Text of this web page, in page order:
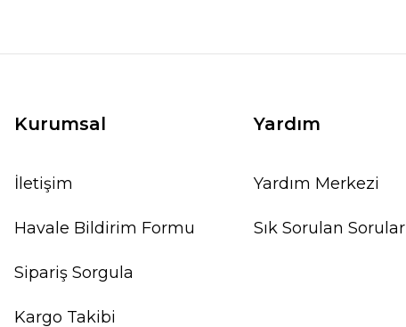
Kurumsal
İletişim
Havale Bildirim Formu
Sipariş Sorgula
Kargo Takibi
Yardım
Yardım Merkezi
Sık Sorulan Sorular